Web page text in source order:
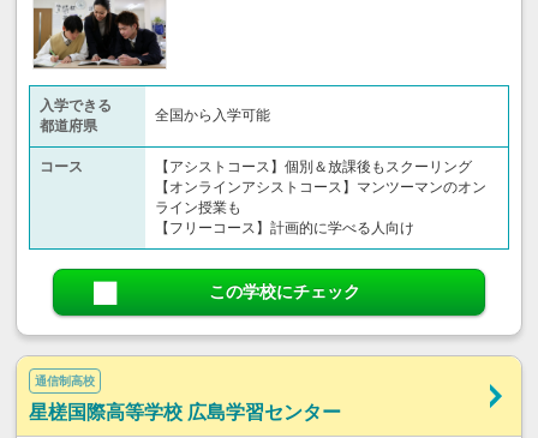
入学できる
都道府県
全国から入学可能
コース
【アシストコース】個別＆放課後もスクーリング
【オンラインアシストコース】マンツーマンのオン
ライン授業も
【フリーコース】計画的に学べる人向け
この学校にチェック
通信制高校
星槎国際高等学校 広島学習センター